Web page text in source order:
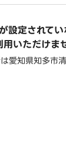
が設定されて
用いただけま
愛知県知多市